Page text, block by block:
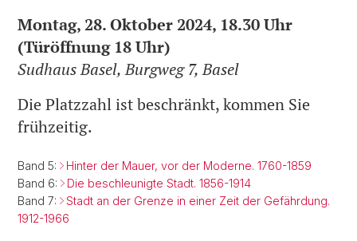
Montag, 28. Oktober 2024, 18.30 Uhr
(Türöffnung 18 Uhr)
Sudhaus Basel, Burgweg 7, Basel
Die Platzzahl ist beschränkt, kommen Sie
frühzeitig.
Band 5:
Hinter der Mauer, vor der Moderne. 1760-1859
Band 6:
Die beschleunigte Stadt. 1856-1914
Band 7:
Stadt an der Grenze in einer Zeit der Gefährdung.
1912-1966